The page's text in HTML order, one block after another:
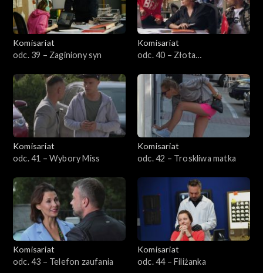
Komisariat
odc. 39 – Zaginiony syn
Komisariat
odc. 40 – Złota
Komisariat
odc. 41 – Wybory Miss
Komisariat
odc. 42 – Troskliwa matka
Komisariat
odc. 43 – Telefon zaufania
Komisariat
odc. 44 – Filiżanka